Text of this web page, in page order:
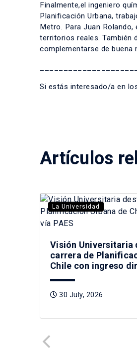
Finalmente,el ingeniero
Planificación Urbana,
Metro. Para Juan
territorios reales. También
complementarse de buena
Si estás interesado/a en
Artículos
La Universidad
Visión Universitaria
carrera de
Chile con ingreso
30 July, 2026